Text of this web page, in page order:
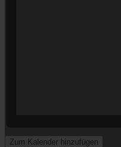
Zum Kalender hinzufügen